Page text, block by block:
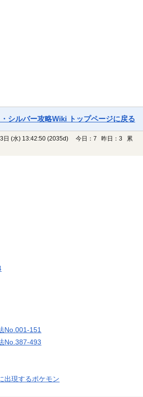
シルバー攻略Wiki トップページに戻る
日 (水) 13:42:50 (2035d)
今日：7 昨日：3 累
No.001-151
No.387-493
出現するポケモン